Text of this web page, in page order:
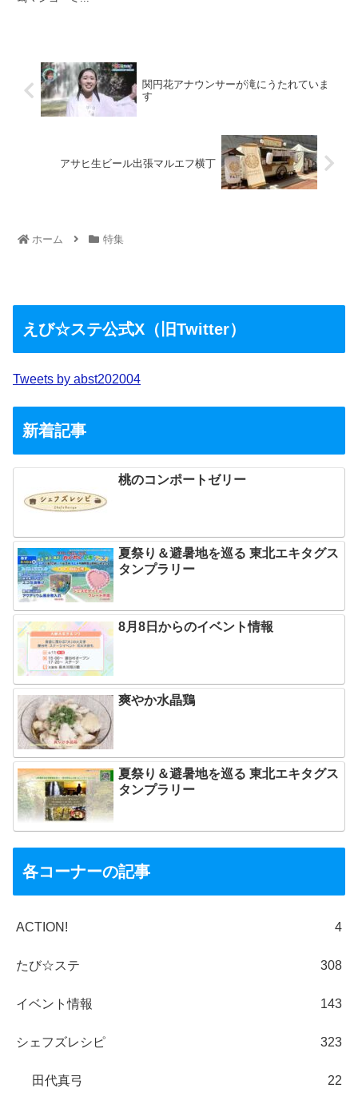
関円花アナウンサーが滝にうたれていま
す
アサヒ生ビール出張マルエフ横丁
ホーム 特集
えび☆ステ公式X（旧Twitter）
Tweets by abst202004
新着記事
桃のコンポートゼリー
夏祭り＆避暑地を巡る 東北エキタグス
タンプラリー
8月8日からのイベント情報
爽やか水晶鶏
夏祭り＆避暑地を巡る 東北エキタグス
タンプラリー
各コーナーの記事
ACTION! 4
たび☆ステ 308
イベント情報 143
シェフズレシピ 323
田代真弓 22